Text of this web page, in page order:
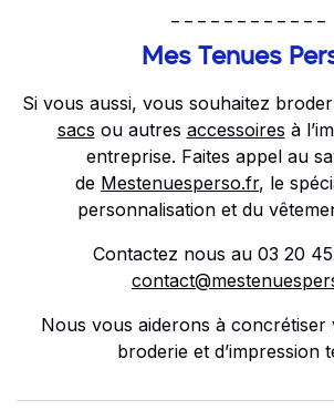
Mes Tenues
Si vous aussi, vous souhaitez
sacs ou autres accessoires à
entreprise. Faites appel au
de Mestenuesperso.fr, le
personnalisation et du
Contactez nous au 03 20
Nous vous aiderons à concrétiser
broderie et d’impression